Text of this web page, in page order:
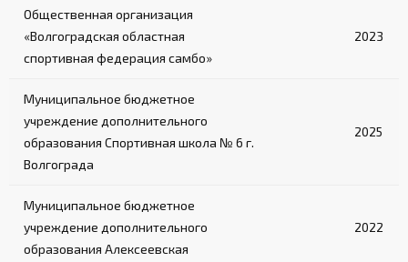
Общественная организация
«Волгоградская областная
спортивная федерация самбо»
2023
Муниципальное бюджетное
учреждение дополнительного
образования Спортивная школа № 6 г.
Волгограда
2025
Муниципальное бюджетное
учреждение дополнительного
образования Алексеевская
2022